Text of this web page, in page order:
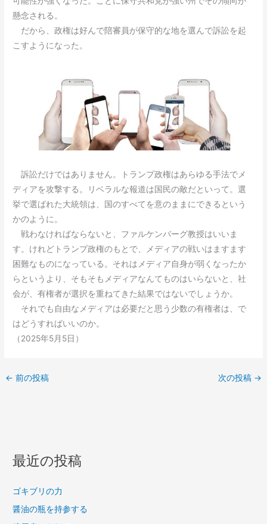
懸念される。
だから、政権は好んで陪審員が保守的な地を選んで訴訟を起
こすようになった。
訴訟だけではありません。トランプ政権はあらゆる手法でメ
ディアを攻撃する。リベラルな報道は国民の敵だといって。選
挙で選ばれた大統領は、国のすべてを意のままにできるという
かのように。
戦わなければならないと、ファルケンバーグ教授はいいま
す。けれどトランプ政権のもとで、メディアの戦いはますます
困難なものになっている。それはメディア自身が弱くなったか
らというより、そもそもメディアなんてものはいらないと、社
会が、有権者が選択を重ねてきた結果ではないでしょうか。
それでも自由なメディアは必要だと思う少数の有権者は、で
はどうすればいいのか。
（2025年5月5日）
← 前の投稿 次の投稿 →
最近の投稿
ゴキブリの力
醤油の瓶を持参する